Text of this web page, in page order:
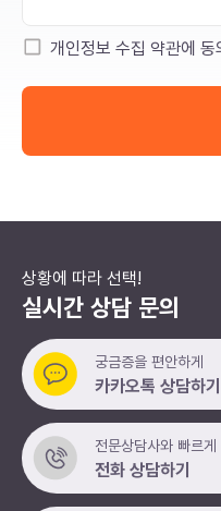
개인정보 수집 약관에 동
상황에 따라 선택!
실시간 상담 문의
궁금증을 편안하게
카카오톡 상담하기
전문상담사와 빠르게
전화 상담하기